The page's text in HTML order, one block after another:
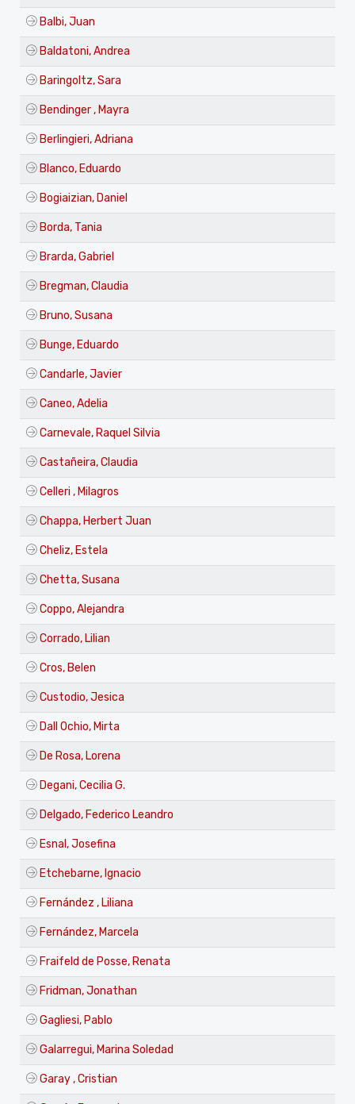
Balbi, Juan
Baldatoni, Andrea
Baringoltz, Sara
Bendinger , Mayra
Berlingieri, Adriana
Blanco, Eduardo
Bogiaizian, Daniel
Borda, Tania
Brarda, Gabriel
Bregman, Claudia
Bruno, Susana
Bunge, Eduardo
Candarle, Javier
Caneo, Adelia
Carnevale, Raquel Silvia
Castañeira, Claudia
Celleri , Milagros
Chappa, Herbert Juan
Cheliz, Estela
Chetta, Susana
Coppo, Alejandra
Corrado, Lilian
Cros, Belen
Custodio, Jesica
Dall Ochio, Mirta
De Rosa, Lorena
Degani, Cecilia G.
Delgado, Federico Leandro
Esnal, Josefina
Etchebarne, Ignacio
Fernández , Liliana
Fernández, Marcela
Fraifeld de Posse, Renata
Fridman, Jonathan
Gagliesi, Pablo
Galarregui, Marina Soledad
Garay , Cristian